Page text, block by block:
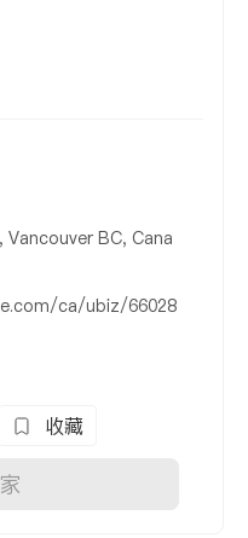
BC, Cana
ca/ubiz/66028
收藏